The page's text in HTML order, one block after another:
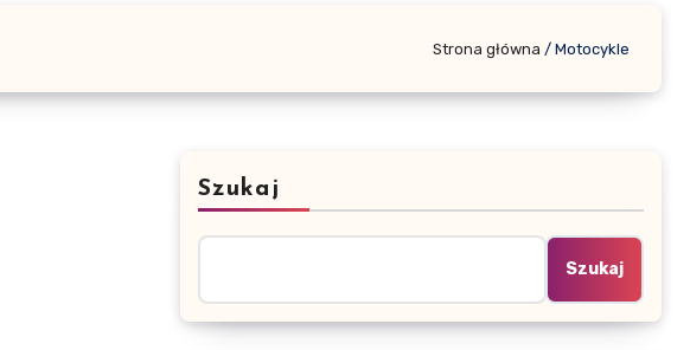
Strona główna / Motocykle
Szukaj
Szukaj